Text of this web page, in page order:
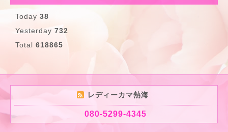
Today 38
Yesterday 732
Total 618865
レディーカマ熱海
080-5299-4345